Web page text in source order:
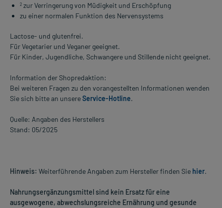
2 zur Verringerung von Müdigkeit und Erschöpfung
zu einer normalen Funktion des Nervensystems
Lactose- und glutenfrei.
Für Vegetarier und Veganer geeignet.
Für Kinder, Jugendliche, Schwangere und Stillende nicht geeignet.
Information der Shopredaktion:
Bei weiteren Fragen zu den vorangestellten Informationen wenden
Sie sich bitte an unsereService-Hotline.
Quelle: Angaben des Herstellers
Stand: 05/2025
Hinweis: Weiterführende Angaben zum Hersteller finden Sie hier.
Nahrungsergänzungsmittel sind kein Ersatz für eine
ausgewogene, abwechslungsreiche Ernährung und gesunde